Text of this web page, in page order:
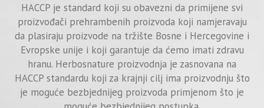
HACCP je standard koji su obavezni da primijene svi
proizvođači prehrambenih proizvoda koji namjeravaju
da plasiraju proizvode na tržište Bosne i Hercegovine i
Evropske unije i koji garantuje da ćemo imati zdravu
hranu. Herbosnature proizvodnja je zasnovana na
HACCP standardu koji za krajnji cilj ima proizvodnju što
je moguće bezbjednijeg proizvoda primjenom što je